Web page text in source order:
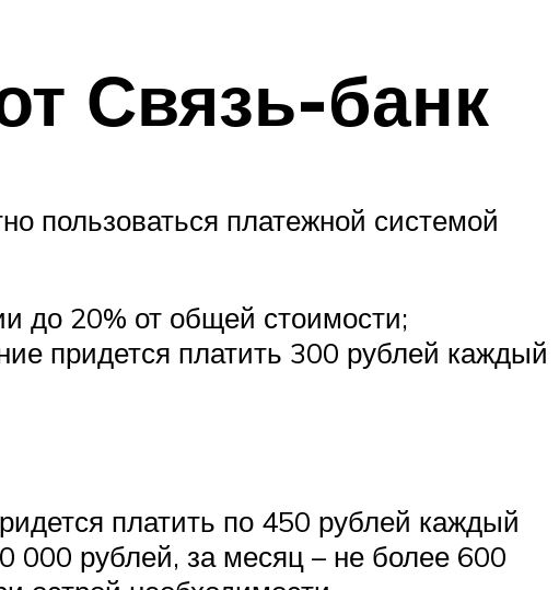
Связь-банк
пользоваться платежной системой
до 20% от общей стоимости;
придется платить 300 рублей каждый
платить по 450 рублей каждый
000 рублей, за месяц – не более 600